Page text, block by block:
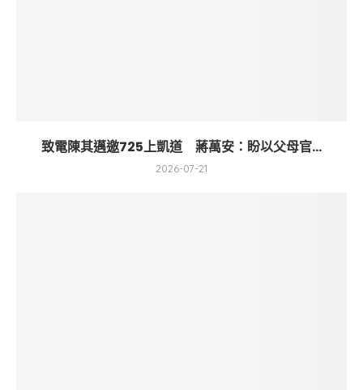
致電陳其邁邀725上凱道 蔣萬安：盼以父母官...
2026-07-21